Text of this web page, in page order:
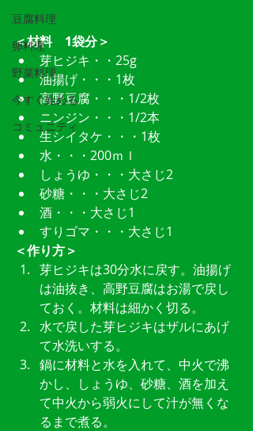
豆腐料理
卵料理
野菜料理
今すぐ始める
コミュニティ
＜材料　1袋分＞
芽ヒジキ・・25g
油揚げ・・・1枚
高野豆腐・・・1/2枚
ニンジン・・・1/2本
生シイタケ・・・1枚
水・・・200ｍｌ
しょうゆ・・・大さじ2
砂糖・・・大さじ2
酒・・・大さじ1
すりゴマ・・・大さじ1
＜作り方＞
芽ヒジキは30分水に戻す。油揚げ
は油抜き、高野豆腐はお湯で戻し
ておく。材料は細かく切る。
水で戻した芽ヒジキはザルにあげ
て水洗いする。
鍋に材料と水を入れて、中火で沸
かし、しょうゆ、砂糖、酒を加え
て中火から弱火にして汁が無くな
るまで煮る。